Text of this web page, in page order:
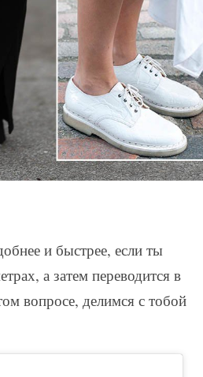
и быстрее, если ты
а затем переводится в
вопросе, делимся с тобой